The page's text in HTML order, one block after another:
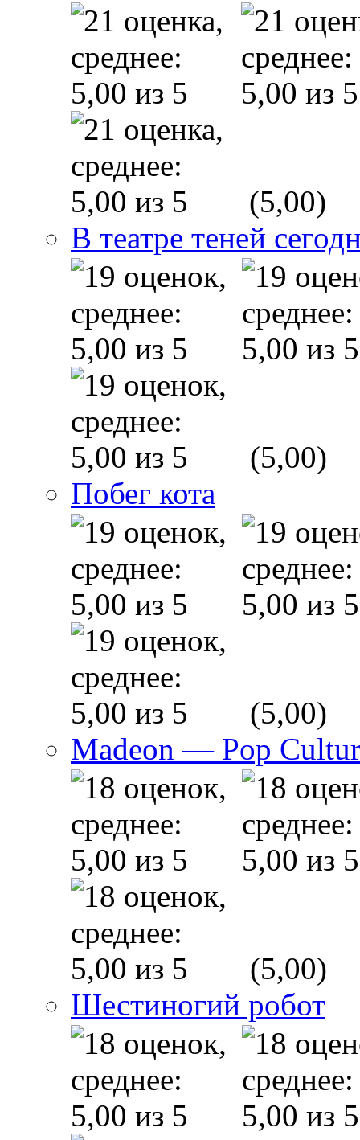
(5,00)
В театре теней
(5,00)
Побег кота
(5,00)
Madeon — Pop
(5,00)
Шестиногий робот